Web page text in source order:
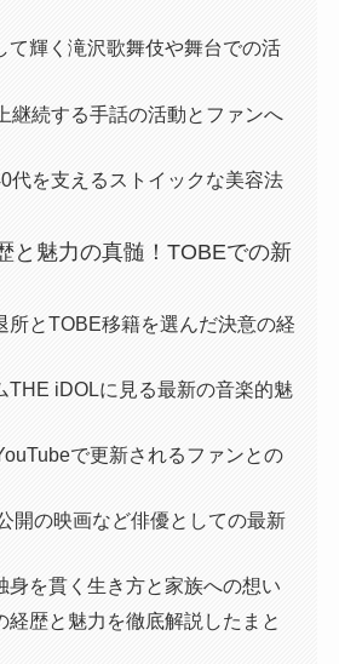
て輝く滝沢歌舞伎や舞台での活
継続する手話の活動とファンへ
代を支えるストイックな美容法
と魅力の真髄！TOBEでの新
所とTOBE移籍を選んだ決意の経
THE iDOLに見る最新の音楽的魅
で更新されるファンとの
開の映画など俳優としての最新
身を貫く生き方と家族への想い
経歴と魅力を徹底解説したまと